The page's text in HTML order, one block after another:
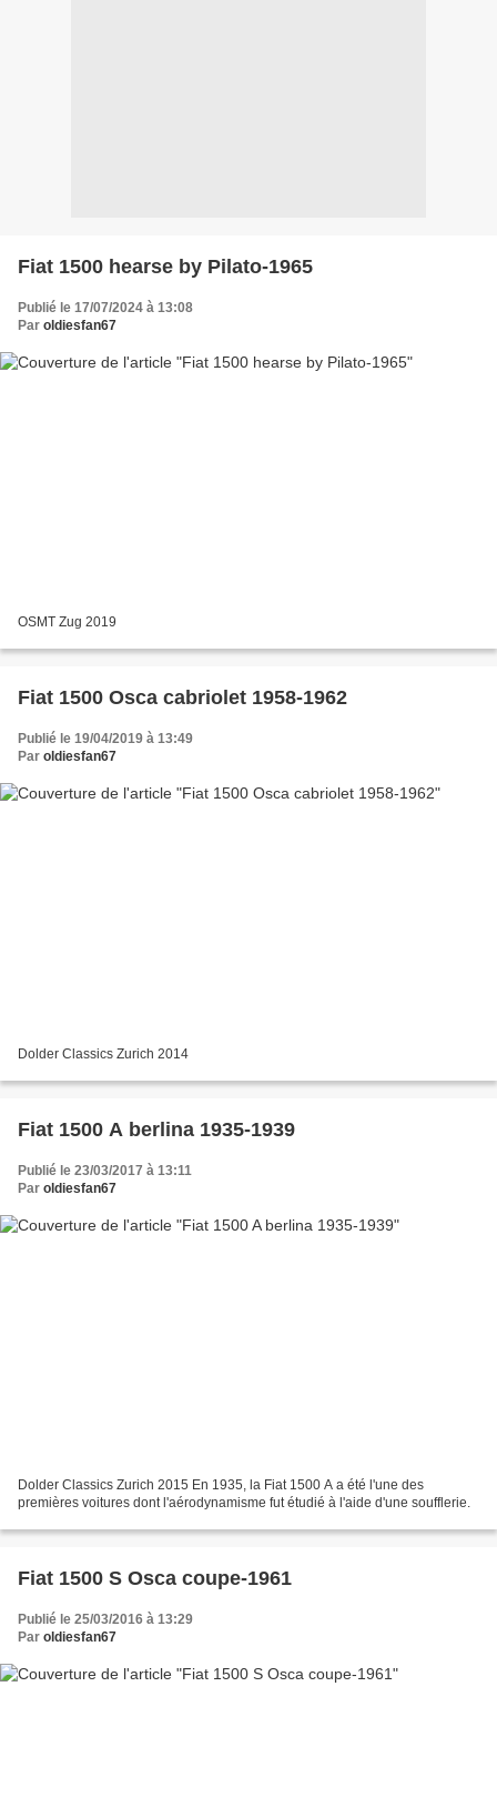
Fiat 1500 hearse by Pilato-1965
Publié le 17/07/2024 à 13:08
Par oldiesfan67
OSMT Zug 2019
Fiat 1500 Osca cabriolet 1958-1962
Publié le 19/04/2019 à 13:49
Par oldiesfan67
Dolder Classics Zurich 2014
Fiat 1500 A berlina 1935-1939
Publié le 23/03/2017 à 13:11
Par oldiesfan67
Dolder Classics Zurich 2015 En 1935, la Fiat 1500 A a été l'une des
premières voitures dont l'aérodynamisme fut étudié à l'aide d'une soufflerie.
Fiat 1500 S Osca coupe-1961
Publié le 25/03/2016 à 13:29
Par oldiesfan67